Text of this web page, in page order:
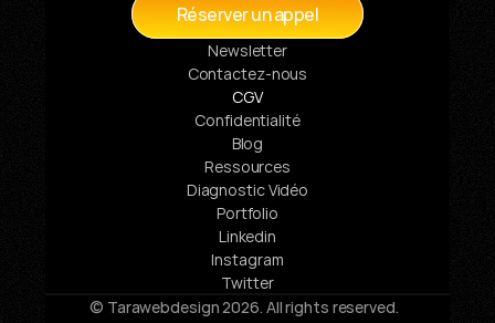
Réserver un appel
Newsletter
Contactez-nous
CGV
Confidentialité
Blog
Ressources
Diagnostic Vidéo
Portfolio
Linkedin
Instagram
Twitter
© Tarawebdesign 2026. All rights reserved.